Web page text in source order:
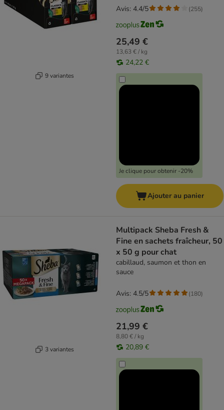
9 variantes
25,49 €
13,63 € / kg
24,22 €
Je clique pour obtenir -20%
Avis: 4.4/5 (255)
Ajouter au panier
3 variantes
Multipack Sheba Fresh &
Fine en sachets fraîcheur, 50
x 50 g pour chat
cabillaud, saumon et thon en
sauce
21,99 €
8,80 € / kg
20,89 €
Avis: 4.5/5 (180)